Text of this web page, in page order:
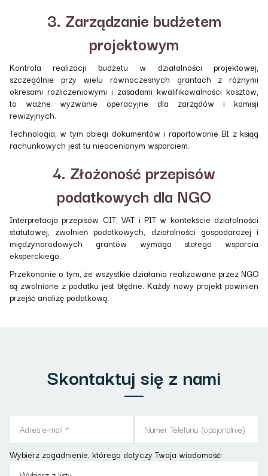
3. Zarządzanie budżetem
projektowym
Kontrola realizacji budżetu w działalności projektowej,
szczególnie przy wielu równoczesnych grantach z różnymi
okresami rozliczeniowymi i zasadami kwalifikowalności kosztów,
to ważne wyzwanie operacyjne dla zarządów i komisji
rewizyjnych.
Technologia, w tym obiegi dokumentów i raportowanie BI z ksiąg
rachunkowych jest tu nieocenionym wsparciem.
4. Złożoność przepisów
podatkowych dla NGO
Interpretacja przepisów CIT, VAT i PIT w kontekście działalności
statutowej, zwolnień podatkowych, działalności gospodarczej i
międzynarodowych grantów wymaga stałego wsparcia
eksperckiego.
Przekonanie o tym, że wszystkie działania realizowane przez NGO
są zwolnione z podatku jest błędne. Każdy nowy projekt powinien
przejść analizę podatkową.
Skontaktuj się z nami
Wybierz zagadnienie, którego dotyczy Twoja wiadomość: